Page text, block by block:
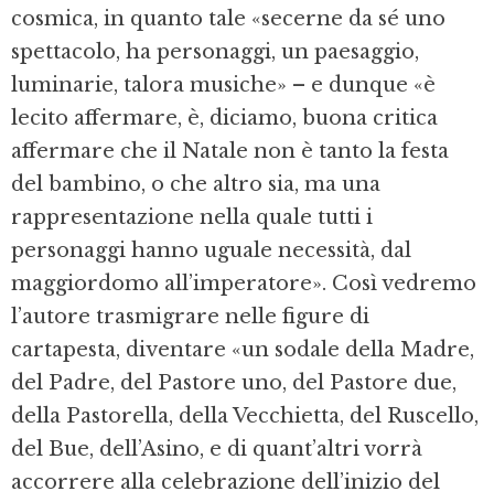
cosmica, in quanto tale «secerne da sé uno
spettacolo, ha personaggi, un paesaggio,
luminarie, talora musiche» – e dunque «è
lecito affermare, è, diciamo, buona critica
affermare che il Natale non è tanto la festa
del bambino, o che altro sia, ma una
rappresentazione nella quale tutti i
personaggi hanno uguale necessità, dal
maggiordomo all’imperatore». Così vedremo
l’autore trasmigrare nelle figure di
cartapesta, diventare «un sodale della Madre,
del Padre, del Pastore uno, del Pastore due,
della Pastorella, della Vecchietta, del Ruscello,
del Bue, dell’Asino, e di quant’altri vorrà
accorrere alla celebrazione dell’inizio del